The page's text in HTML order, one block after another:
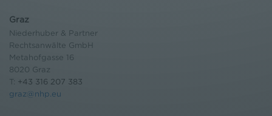
Graz
Niederhuber & Partner
Rechtsanwälte GmbH
Metahofgasse 16
8020 Graz
T: +43 316 207 383
graz@nhp.eu